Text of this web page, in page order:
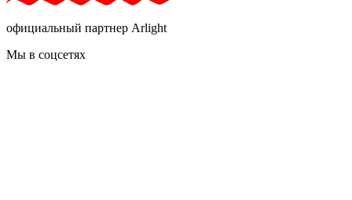
официальный партнер Arlight
Мы в соцсетях